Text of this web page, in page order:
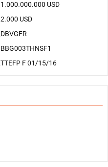
1.000.000.000 USD
2.000 USD
DBVGFR
BBG003THNSF1
TTEFP F 01/15/16